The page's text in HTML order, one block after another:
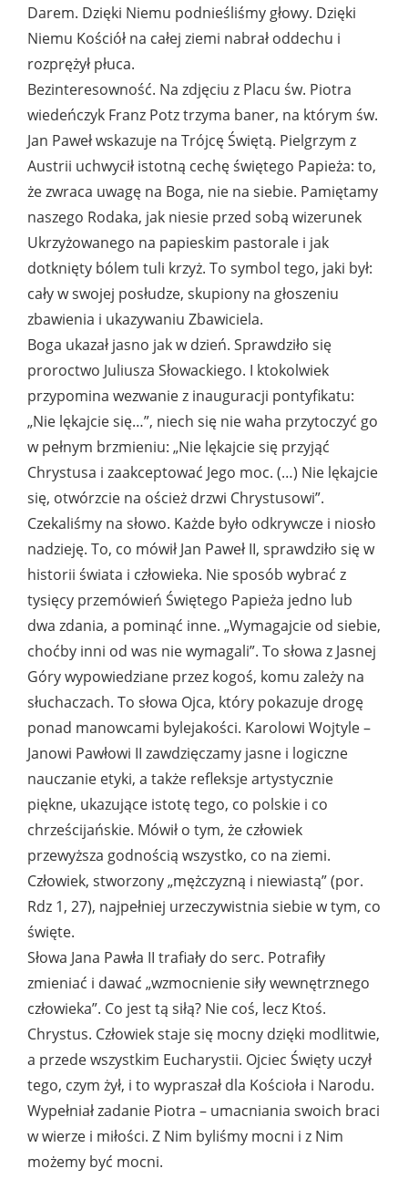
Darem. Dzięki Niemu podnieśliśmy głowy. Dzięki
Niemu Kościół na całej ziemi nabrał oddechu i
rozprężył płuca.
Bezinteresowność. Na zdjęciu z Placu św. Piotra
wiedeńczyk Franz Potz trzyma baner, na którym św.
Jan Paweł wskazuje na Trójcę Świętą. Pielgrzym z
Austrii uchwycił istotną cechę świętego Papieża: to,
że zwraca uwagę na Boga, nie na siebie. Pamiętamy
naszego Rodaka, jak niesie przed sobą wizerunek
Ukrzyżowanego na papieskim pastorale i jak
dotknięty bólem tuli krzyż. To symbol tego, jaki był:
cały w swojej posłudze, skupiony na głoszeniu
zbawienia i ukazywaniu Zbawiciela.
Boga ukazał jasno jak w dzień. Sprawdziło się
proroctwo Juliusza Słowackiego. I ktokolwiek
przypomina wezwanie z inauguracji pontyfikatu:
„Nie lękajcie się…”, niech się nie waha przytoczyć go
w pełnym brzmieniu: „Nie lękajcie się przyjąć
Chrystusa i zaakceptować Jego moc. (…) Nie lękajcie
się, otwórzcie na oścież drzwi Chrystusowi”.
Czekaliśmy na słowo. Każde było odkrywcze i niosło
nadzieję. To, co mówił Jan Paweł II, sprawdziło się w
historii świata i człowieka. Nie sposób wybrać z
tysięcy przemówień Świętego Papieża jedno lub
dwa zdania, a pominąć inne. „Wymagajcie od siebie,
choćby inni od was nie wymagali”. To słowa z Jasnej
Góry wypowiedziane przez kogoś, komu zależy na
słuchaczach. To słowa Ojca, który pokazuje drogę
ponad manowcami bylejakości. Karolowi Wojtyle –
Janowi Pawłowi II zawdzięczamy jasne i logiczne
nauczanie etyki, a także refleksje artystycznie
piękne, ukazujące istotę tego, co polskie i co
chrześcijańskie. Mówił o tym, że człowiek
przewyższa godnością wszystko, co na ziemi.
Człowiek, stworzony „mężczyzną i niewiastą” (por.
Rdz 1, 27), najpełniej urzeczywistnia siebie w tym, co
święte.
Słowa Jana Pawła II trafiały do serc. Potrafiły
zmieniać i dawać „wzmocnienie siły wewnętrznego
człowieka”. Co jest tą siłą? Nie coś, lecz Ktoś.
Chrystus. Człowiek staje się mocny dzięki modlitwie,
a przede wszystkim Eucharystii. Ojciec Święty uczył
tego, czym żył, i to wypraszał dla Kościoła i Narodu.
Wypełniał zadanie Piotra – umacniania swoich braci
w wierze i miłości. Z Nim byliśmy mocni i z Nim
możemy być mocni.